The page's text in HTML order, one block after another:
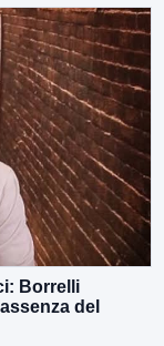
Borrelli
del